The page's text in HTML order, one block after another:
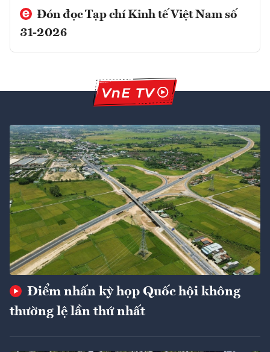
Đón đọc Tạp chí Kinh tế Việt Nam số
31-2026
Điểm nhấn kỳ họp Quốc hội không
thường lệ lần thứ nhất